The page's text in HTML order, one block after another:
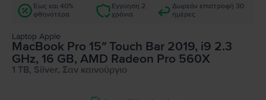
Έως και 40%
φθηνότερα
Εγγύηση 2
χρόνια
Δωρεάν επιστροφή 30
ημέρες
Laptop Apple
MacBook Pro 15″ Touch Bar 2019, i9 2.3
GHz, 16 GB, AMD Radeon Pro 560X
1 TB, Silver, Σαν καινούργιο